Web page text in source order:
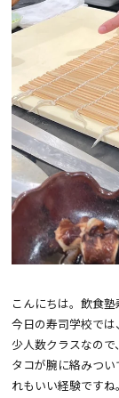
こんにちは。飲食
今日の寿司学校では
少人数クラスなので
タコが腕に絡みつ
れもいい経験ですね。